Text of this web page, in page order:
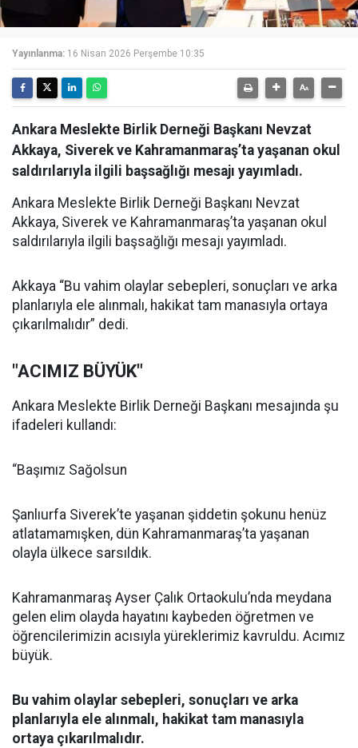
Yayınlanma: 16 Nisan 2026 Perşembe 10:35
Ankara Meslekte Birlik Derneği Başkanı Nevzat
Akkaya, Siverek ve Kahramanmaraş’ta yaşanan okul
saldırılarıyla ilgili başsağlığı mesajı yayımladı.
Ankara Meslekte Birlik Derneği Başkanı Nevzat
Akkaya, Siverek ve Kahramanmaraş’ta yaşanan okul
saldırılarıyla ilgili başsağlığı mesajı yayımladı.
Akkaya “Bu vahim olaylar sebepleri, sonuçları ve arka
planlarıyla ele alınmalı, hakikat tam manasıyla ortaya
çıkarılmalıdır” dedi.
"ACIMIZ BÜYÜK"
Ankara Meslekte Birlik Derneği Başkanı mesajında şu
ifadeleri kullandı:
“Başımız Sağolsun
Şanlıurfa Siverek’te yaşanan şiddetin şokunu henüz
atlatamamışken, dün Kahramanmaraş’ta yaşanan
olayla ülkece sarsıldık.
Kahramanmaraş Ayser Çalık Ortaokulu’nda meydana
gelen elim olayda hayatını kaybeden öğretmen ve
öğrencilerimizin acısıyla yüreklerimiz kavruldu. Acımız
büyük.
Bu vahim olaylar sebepleri, sonuçları ve arka
planlarıyla ele alınmalı, hakikat tam manasıyla
ortaya çıkarılmalıdır.